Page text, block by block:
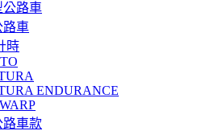
公路車
路車
時
ENDURANCE
路車款